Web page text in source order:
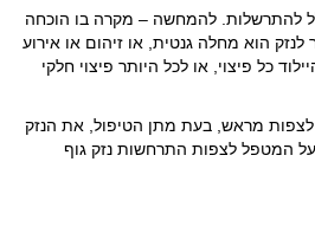
להתרשלות. להמחשה – מקרה בו הוכחה
לנזק הוא מחלה גנטית, או זיהום או אירוע
כל פיצוי, או לכל היותר פיצוי חלקי
מראש, בעת מתן הטיפול, את הנזק
המטפל לצפות התרחשות נזק גוף